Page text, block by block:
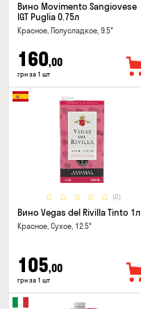
Вино Movimento Sangiovese
IGT Puglia 0.75л
Красное, Полусладкое, 9.5°
160,00
грн за 1 шт
(0)
Вино Vegas del Rivilla Tinto 1л
Красное, Сухое, 12.5°
105,00
грн за 1 шт